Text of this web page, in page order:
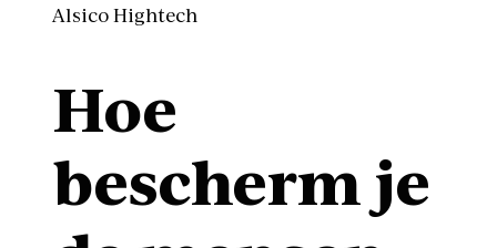
Hoe
bescherm je
Alsico Hightech